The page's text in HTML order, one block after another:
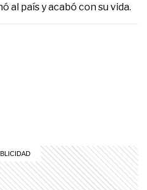
al país y acabó con su vida.